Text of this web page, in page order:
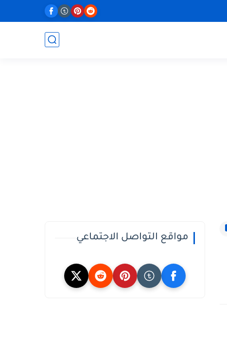
مواقع التواصل الاجتماعي